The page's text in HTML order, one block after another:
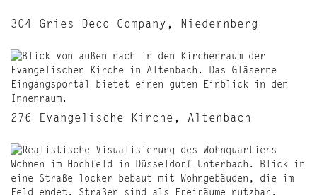
304 Gries Deco Company, Niedernberg
276 Evangelische Kirche, Altenbach